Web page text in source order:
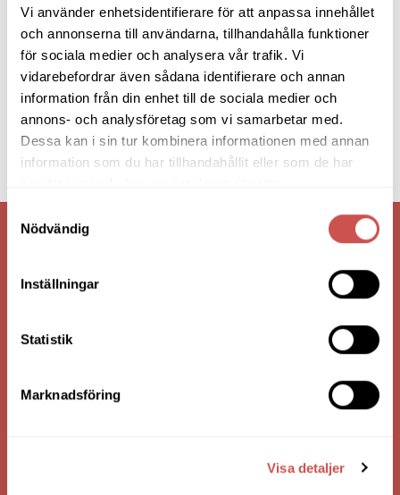
Vi använder enhetsidentifierare för att anpassa innehållet
och annonserna till användarna, tillhandahålla funktioner
för sociala medier och analysera vår trafik. Vi
vidarebefordrar även sådana identifierare och annan
information från din enhet till de sociala medier och
annons- och analysföretag som vi samarbetar med.
Dessa kan i sin tur kombinera informationen med annan
information som du har tillhandahållit eller som de har
Nödvändig
Inställningar
Statistik
Marknadsföring
Visa detaljer
Webbplats
VI ÄR: TRYGGHET - SERVICE - KVALITET